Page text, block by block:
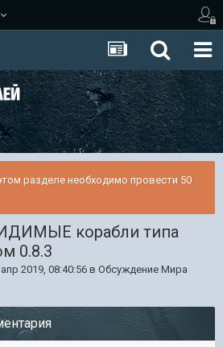
разделе необходимо провести 50
корабли типа
0.8.3
2019, 08:40:56 в Обсуждение Мира